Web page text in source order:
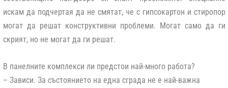
искам да подчертая да не смятат, че с гипсокартон и стиропор
могат да решат конструктивни проблеми. Могат само да ги
скрият, но не могат да ги решат.
В панелните комплекси ли предстои най-много работа?
– Зависи. За състоянието на една сграда не е най-важна